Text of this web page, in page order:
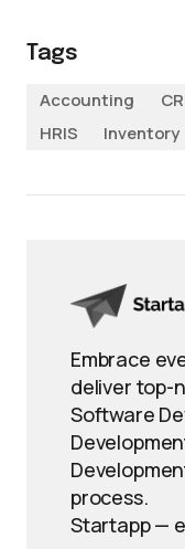
Tags
Accounting
HRIS
Inventory
Embrace
deliver top-
Software
process.
Startapp —